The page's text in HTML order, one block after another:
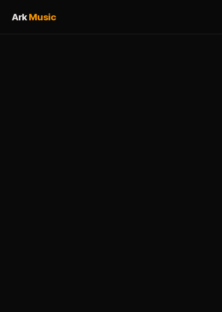
ArkMusic